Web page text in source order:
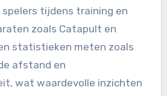
tijdens training en
zoals Catapult en
statistieken meten zoals
afstand en
wat waardevolle inzichten